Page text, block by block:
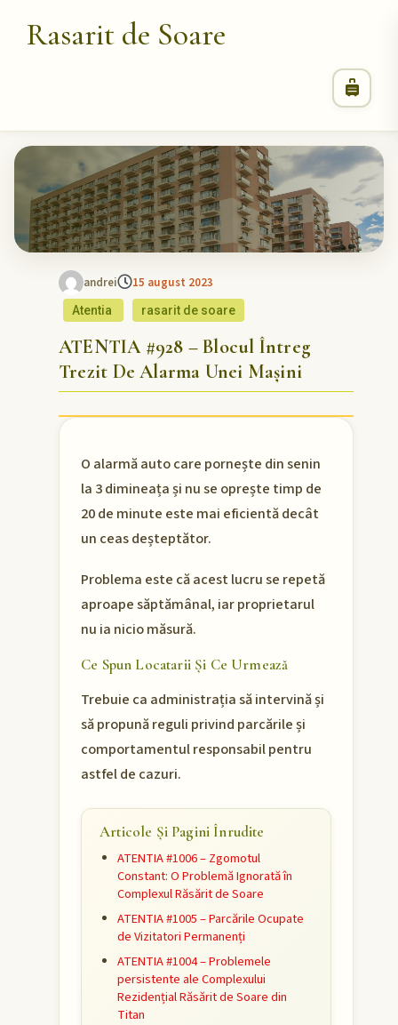
Rasarit de Soare
andrei 15 august 2023
Atentia rasarit de soare
ATENTIA #928 – Blocul Întreg
Trezit De Alarma Unei Mașini
O alarmă auto care pornește din senin
la 3 dimineața și nu se oprește timp de
20 de minute este mai eficientă decât
un ceas deșteptător.
Problema este că acest lucru se repetă
aproape săptămânal, iar proprietarul
nu ia nicio măsură.
Ce Spun Locatarii Și Ce Urmează
Trebuie ca administrația să intervină și
să propună reguli privind parcările și
comportamentul responsabil pentru
astfel de cazuri.
Articole Și Pagini Înrudite
ATENTIA #1006 – Zgomotul
Constant: O Problemă Ignorată în
Complexul Răsărit de Soare
ATENTIA #1005 – Parcările Ocupate
de Vizitatori Permanenți
ATENTIA #1004 – Problemele
persistente ale Complexului
Rezidențial Răsărit de Soare din
Titan